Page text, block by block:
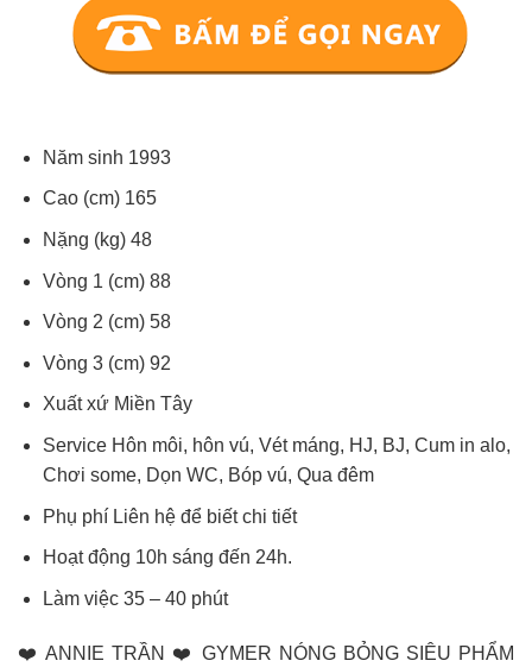
Năm sinh 1993
Cao (cm) 165
Nặng (kg) 48
Vòng 1 (cm) 88
Vòng 2 (cm) 58
Vòng 3 (cm) 92
Xuất xứ Miền Tây
Service Hôn môi, hôn vú, Vét máng, HJ, BJ, Cum in alo,
Chơi some, Dọn WC, Bóp vú, Qua đêm
Phụ phí Liên hệ để biết chi tiết
Hoạt động 10h sáng đến 24h.
Làm việc 35 – 40 phút
❤️ ANNIE TRẦN ❤️ GYMER NÓNG BỎNG SIÊU PHẨM